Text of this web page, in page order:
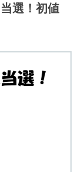
選！初値